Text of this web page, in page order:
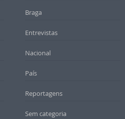
Braga
Entrevistas
Nacional
País
Reportagens
Sem categoria